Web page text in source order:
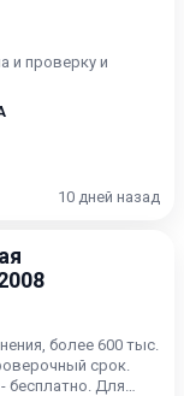
и проверку и
10 дней назад
более 600 тыс.
срок.
бесплатно. Для